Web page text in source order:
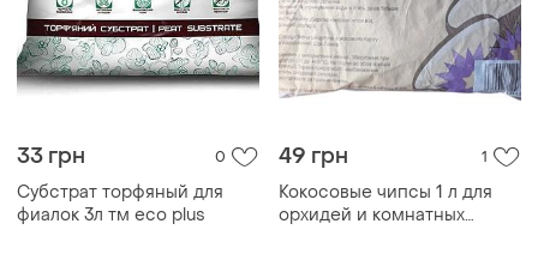
33 грн 0
Субстрат торфяный для
фиалок 3л тм eco plus
49 грн 1
Кокосовые чипсы 1 л для
орхидей и комнатных